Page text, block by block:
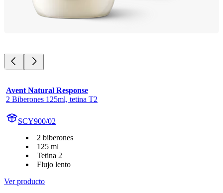
Avent Natural Response
2 Biberones 125ml, tetina T2
SCY900/02
2 biberones
125 ml
Tetina 2
Flujo lento
Ver producto